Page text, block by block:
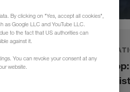
Fahrer
By clicking on "Yes, accept all cookies",
as Google LLC and YouTube LLC.
to the fact that US authorities can
against it.
You can revoke your consent at any
website.